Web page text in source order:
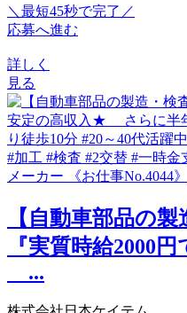
＼最短45秒で完了／
応募へ進む
詳しく
見る
【自動車部品の製
『実質時給2000
...